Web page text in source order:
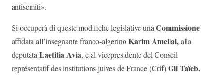
antisemiti».
Si occuperà di queste modifiche legislative unaCommissione
affidata all’insegnante franco-algerinoKarim Amellal,alla
deputataLaetitia Avia, e al vicepresidente del Conseil
représentatif des institutions juives de France (Crif)Gil Taïeb.